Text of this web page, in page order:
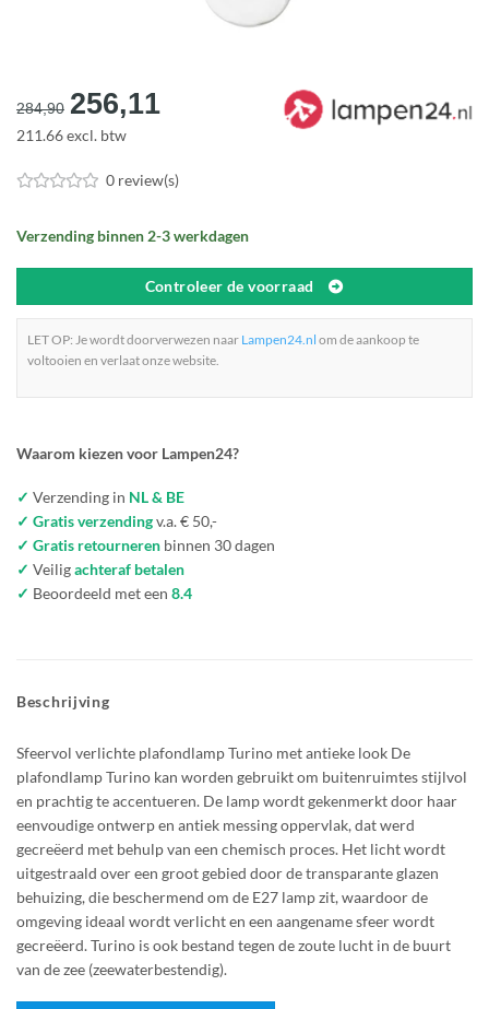
284,90 Oorspronkelijke
prijs
€284,90.
256,11Huidige
€256,11.
211.66 excl. btw
0 review(s)
Verzending binnen 2-3 werkdagen
Controleer de voorraad
LET OP: Je wordt doorverwezen naar Lampen24.nl om de aankoop te
voltooien en verlaat onze website.
Waarom kiezen voor Lampen24?
✓ Verzending in NL & BE
✓ Gratis verzendingv.a. € 50,-
✓ Gratis retourneren binnen 30 dagen
✓ Veiligachteraf betalen
✓ Beoordeeld met een 8.4
Beschrijving
Sfeervol verlichte plafondlamp Turino met antieke look De
plafondlamp Turino kan worden gebruikt om buitenruimtes stijlvol
en prachtig te accentueren. De lamp wordt gekenmerkt door haar
eenvoudige ontwerp en antiek messing oppervlak, dat werd
gecreëerd met behulp van een chemisch proces. Het licht wordt
uitgestraald over een groot gebied door de transparante glazen
behuizing, die beschermend om de E27 lamp zit, waardoor de
omgeving ideaal wordt verlicht en een aangename sfeer wordt
gecreëerd. Turino is ook bestand tegen de zoute lucht in de buurt
van de zee (zeewaterbestendig).